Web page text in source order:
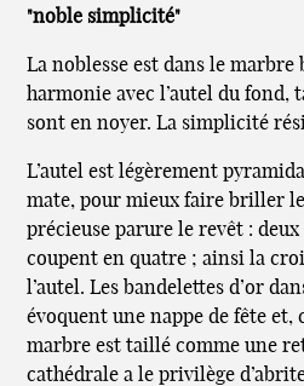
"noble simplicité"
La noblesse est dans le marbre
harmonie avec l’autel du fond,
sont en noyer. La simplicité
L’autel est légèrement
mate, pour mieux faire briller
précieuse parure le revêt :
coupent en quatre ; ainsi la
l’autel. Les bandelettes d’or
évoquent une nappe de fête et,
marbre est taillé comme une
cathédrale a le privilège